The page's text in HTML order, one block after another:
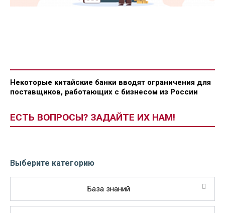
Некоторые китайские банки вводят ограничения для
поставщиков, работающих с бизнесом из России
ЕСТЬ ВОПРОСЫ? ЗАДАЙТЕ ИХ НАМ!
Выберите категорию
База знаний